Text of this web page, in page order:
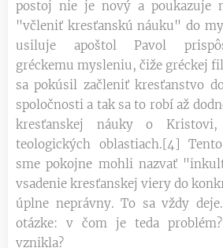
postoj nie je nový a poukazuje
"včleniť kresťanskú náuku" do
usiluje apoštol Pavol
gréckemu mysleniu, čiže gréckej
sa pokúsil začleniť kresťanstvo
spoločnosti a tak sa to robí až
kresťanskej náuky o
teologických oblastiach.[4]
sme pokojne mohli nazvať
vsadenie kresťanskej viery do
úplne neprávny. To sa vždy
otázke: v čom je teda
vznikla?